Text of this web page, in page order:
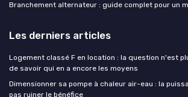
Branchement alternateur : guide complet pour un
Les derniers articles
Logement classé F en location : la question n'est
de savoir qui en a encore les moyens
Dimensionner sa pompe à chaleur air-eau : la
pas ruiner le bénéfice